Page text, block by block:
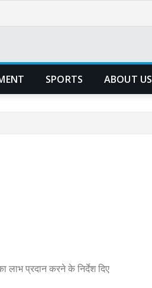
SPORTS ABOUT US
लाभ प्रदान करने के निर्देश दिए